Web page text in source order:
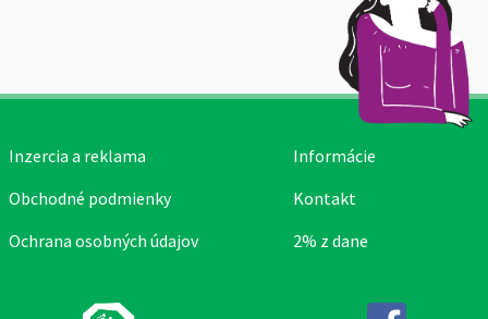
Inzercia a reklama
Obchodné podmienky
Ochrana osobných údajov
Informácie
Kontakt
2% z dane